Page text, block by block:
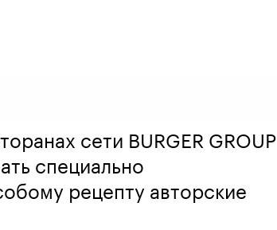
сети BURGER GROUP
специально
рецепту авторские